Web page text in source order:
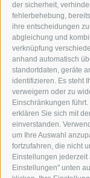
der sicherheit,
fehlerbehebung,
ihre entscheidungen
abgleichung und
verknüpfung
anhand automatisch
standortdaten, geräte
identifizieren. Es steht
verweigern oder zu
Einschränkungen
erklären Sie sich mit
einverstanden.
um Ihre Auswahl
fortzufahren, die nicht
Einstellungen
Einstellungen" unten
WERBEN IM ERKER
ONLINE-WERBUNG
SEPA-
REGELN
ONLINE VOTING
SERVICE
KLEINANZEIGER
NÜTZLICHE LINKS
WETTER
WEBCAM